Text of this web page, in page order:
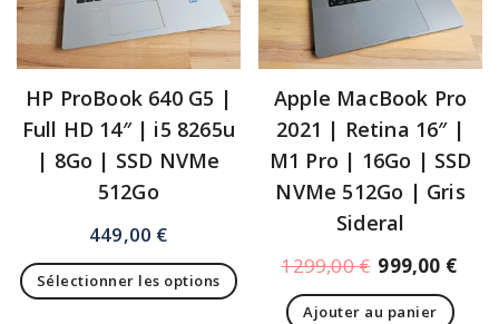
HP ProBook 640 G5 |
Full HD 14″ | i5 8265u
| 8Go | SSD NVMe
512Go
449,00 €
Sélectionner les options
Apple MacBook Pro
2021 | Retina 16″ |
M1 Pro | 16Go | SSD
NVMe 512Go | Gris
Sideral
1299,00€ 999,00 €
Ajouter au panier